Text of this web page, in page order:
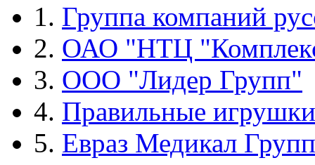
1. Группа компаний
2. ОАО "НТЦ
3. ООО "Лидер Групп"
4. Правильные игрушки
5. Евраз Медикал Групп